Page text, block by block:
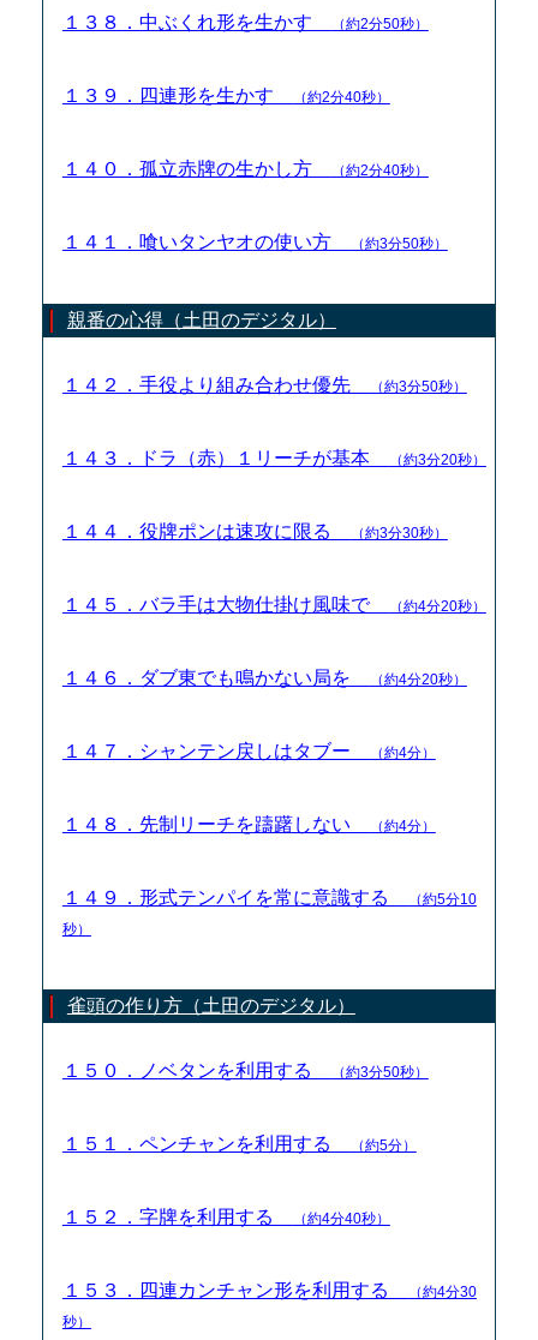
１３８．中ぶくれ形を生かす （約2分50秒）
１３９．四連形を生かす （約2分40秒）
１４０．孤立赤牌の生かし方 （約2分40秒）
１４１．喰いタンヤオの使い方 （約3分50秒）
親番の心得（土田のデジタル）
１４２．手役より組み合わせ優先 （約3分50秒）
１４３．ドラ（赤）１リーチが基本 （約3分20秒）
１４４．役牌ポンは速攻に限る （約3分30秒）
１４５．バラ手は大物仕掛け風味で （約4分20秒）
１４６．ダブ東でも鳴かない局を （約4分20秒）
１４７．シャンテン戻しはタブー （約4分）
１４８．先制リーチを躊躇しない （約4分）
１４９．形式テンパイを常に意識する
（約5分10
秒）
雀頭の作り方（土田のデジタル）
１５０．ノベタンを利用する （約3分50秒）
１５１．ペンチャンを利用する （約5分）
１５２．字牌を利用する （約4分40秒）
１５３．四連カンチャン形を利用する
（約4分30
秒）